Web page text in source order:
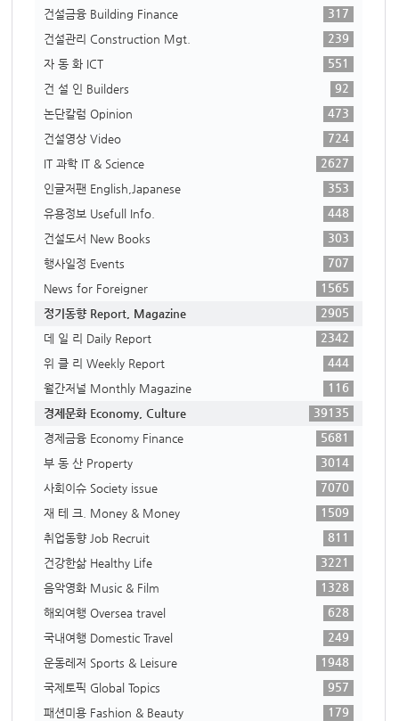
건설금융 Building Finance
317
건설관리 Construction Mgt.
239
자 동 화 ICT
551
건 설 인 Builders
92
논단칼럼 Opinion
473
건설영상 Video
724
IT 과학 IT & Science
2627
인글저팬 English,Japanese
353
유용정보 Usefull Info.
448
건설도서 New Books
303
행사일정 Events
707
News for Foreigner
1565
정기동향 Report, Magazine
2905
데 일 리 Daily Report
2342
위 클 리 Weekly Report
444
월간저널 Monthly Magazine
116
경제문화 Economy, Culture
39135
경제금융 Economy Finance
5681
부 동 산 Property
3014
사회이슈 Society issue
7070
재 테 크. Money & Money
1509
취업동향 Job Recruit
811
건강한삶 Healthy Life
3221
음악영화 Music & Film
1328
해외여행 Oversea travel
628
국내여행 Domestic Travel
249
운동레저 Sports & Leisure
1948
국제토픽 Global Topics
957
패션미용 Fashion & Beauty
179